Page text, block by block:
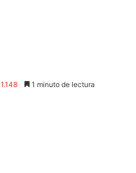
1.148 1 minuto de lectura